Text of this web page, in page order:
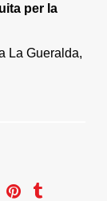
per la
La Gueralda,